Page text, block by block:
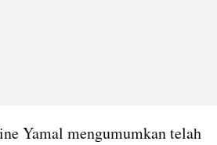
Yamal mengumumkan telah